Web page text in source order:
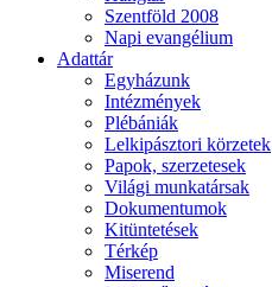
Szentföld 2008
Napi evangélium
Adattár
Egyházunk
Intézmények
Plébániák
Lelkipásztori körzetek
Papok, szerzetesek
Világi munkatársak
Dokumentumok
Kitüntetések
Térkép
Miserend